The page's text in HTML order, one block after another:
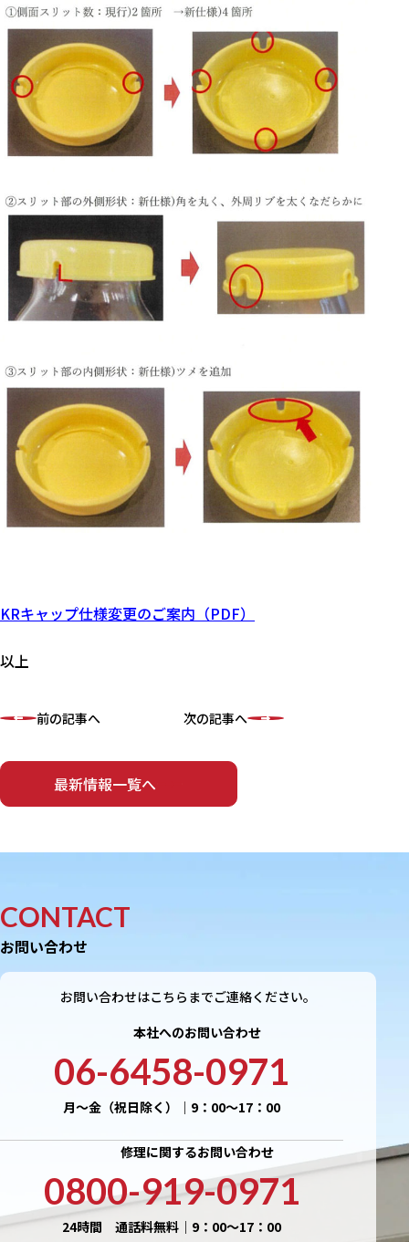
KRキャップ仕様変更のご案内（PDF）
以上
前の記事へ
最新情報一覧へ
次の記事へ
CONTACT
お問い合わせ
お問い合わせはこちらまでご連絡ください。
本社へのお問い合わせ
06-6458-0971
月〜金（祝日除く）｜9：00〜17：00
修理に関するお問い合わせ
0800-919-0971
24時間 通話料無料｜9：00〜17：00